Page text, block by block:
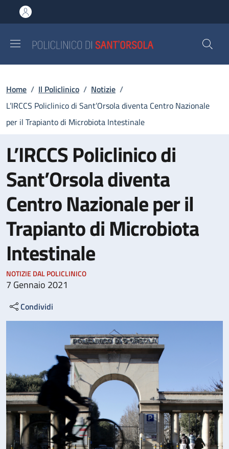
al contenuto principale
to footer content
Briciole di pane
Home / Il Policlinico / Notizie /
L’IRCCS Policlinico di Sant’Orsola diventa Centro Nazionale
per il Trapianto di Microbiota Intestinale
L’IRCCS Policlinico di
Sant’Orsola diventa
Centro Nazionale per il
Trapianto di Microbiota
Intestinale
NOTIZIE DAL POLICLINICO
7 Gennaio 2021
Condividi